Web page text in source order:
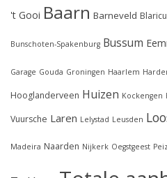
't Gooi Baarn Barneveld
Bunschoten-Spakenburg Bussum
Garage Gouda Groningen Haarlem
Hooglanderveen Huizen Kockengen
Vuursche Laren Lelystad Leusden
Madeira Naarden Nijkerk Oegstgeest